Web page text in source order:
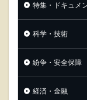
特集・ドキュメ
科学・技術
紛争・安全保障
経済・金融